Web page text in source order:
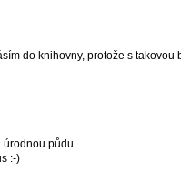
do knihovny, protože s takovou
úrodnou půdu.
:-)